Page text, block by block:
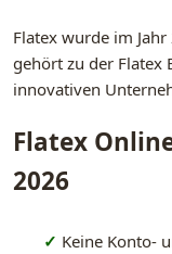
Flatex wurde im
gehört zu der Flatex
innovativen
Flatex
2026
✓ Keine Konto-